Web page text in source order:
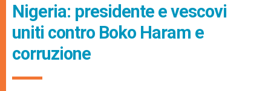
Nigeria: presidente e vescovi
uniti contro Boko Haram e
corruzione